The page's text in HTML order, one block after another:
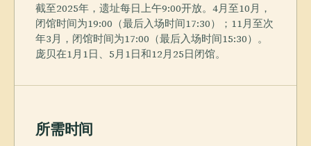
截至2025年，遗址每日上午9:00开放。4月至10月，
闭馆时间为19:00（最后入场时间17:30）；11月至次
年3月，闭馆时间为17:00（最后入场时间15:30）。
庞贝在1月1日、5月1日和12月25日闭馆。
所需时间